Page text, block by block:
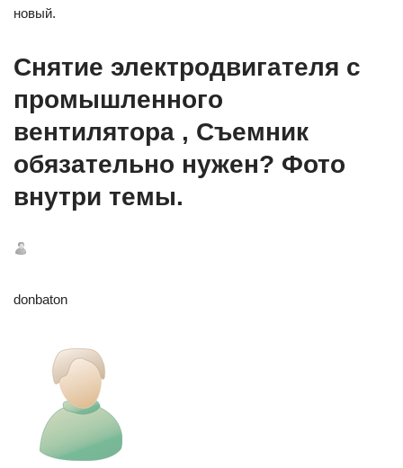
новый.
Снятие электродвигателя с
промышленного
вентилятора , Съемник
обязательно нужен? Фото
внутри темы.
donbaton